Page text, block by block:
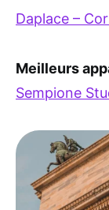
Daplace –
Meilleurs
Sempione